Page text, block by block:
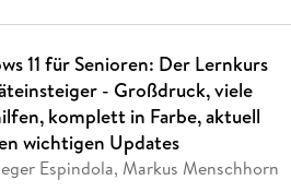
11 für Senioren: Der Lernkurs
- Großdruck, viele
komplett in Farbe, aktuell
wichtigen Updates
Espindola, Markus Menschhorn